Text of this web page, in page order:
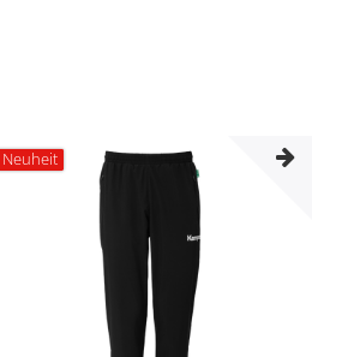
Neuheit